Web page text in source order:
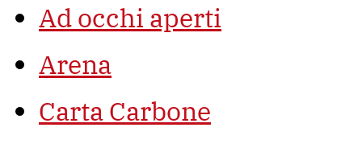
Ad occhi aperti
Arena
Carta Carbone